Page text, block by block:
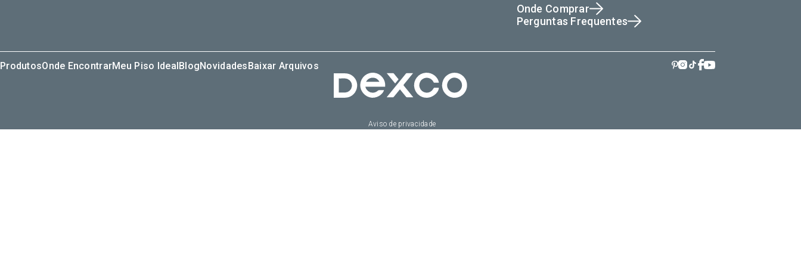
Onde Comprar
Perguntas Frequentes
ProdutosOnde EncontrarMeu Piso IdealBlogNovidadesBaixar Arquivos
Aviso de privacidade